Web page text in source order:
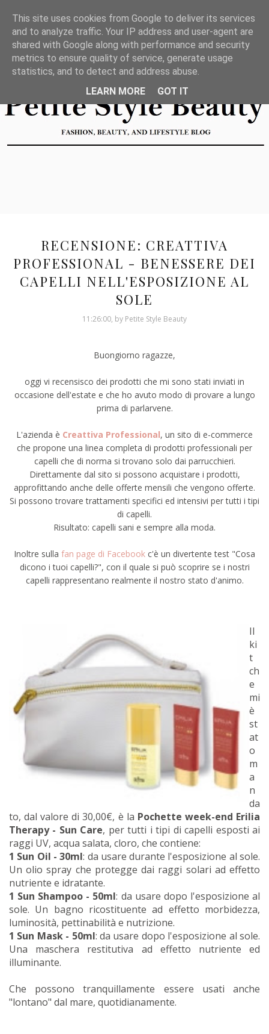
RECENSIONE: CREATTIVA
PROFESSIONAL - BENESSERE DEI
CAPELLI NELL'ESPOSIZIONE AL
SOLE
11:26:00, by Petite Style Beauty
Buongiorno ragazze,
oggi vi recensisco dei prodotti che mi sono stati inviati in
occasione dell'estate e che ho avuto modo di provare a lungo
prima di parlarvene.
L'azienda è Creattiva Professional, un sito di e-commerce
che propone una linea completa di prodotti professionali per
capelli che di norma si trovano solo dai parrucchieri.
Direttamente dal sito si possono acquistare i prodotti,
approfittando anche delle offerte mensili che vengono offerte.
Si possono trovare trattamenti specifici ed intensivi per tutti i tipi
di capelli.
Risultato: capelli sani e sempre alla moda.
Inoltre sulla fan page di Facebook c'è un divertente test "Cosa
dicono i tuoi capelli?", con il quale si può scoprire se i nostri
capelli rappresentano realmente il nostro stato d'animo.
Il
ki
t
ch
e
mi
è
st
at
o
m
a
n
da
to, dal valore di 30,00€, è la Pochette week-end Erilia
Therapy - Sun Care, per tutti i tipi di capelli esposti ai
raggi UV, acqua salata, cloro, che contiene:
1 Sun Oil - 30ml: da usare durante l'esposizione al sole.
Un olio spray che protegge dai raggi solari ad effetto
nutriente e idratante.
1 Sun Shampoo - 50ml: da usare dopo l'esposizione al
sole. Un bagno ricostituente ad effetto morbidezza,
luminosità, pettinabilità e nutrizione.
1 Sun Mask - 50ml: da usare dopo l'esposizione al sole.
Una maschera restitutiva ad effetto nutriente ed
illuminante.
Che possono tranquillamente essere usati anche
"lontano" dal mare, quotidianamente.
This site uses cookies from Google to deliver its services
and to analyze traffic. Your IP address and user-agent are
shared with Google along with performance and security
metrics to ensure quality of service, generate usage
statistics, and to detect and address abuse.
LEARN MORE
GOT IT